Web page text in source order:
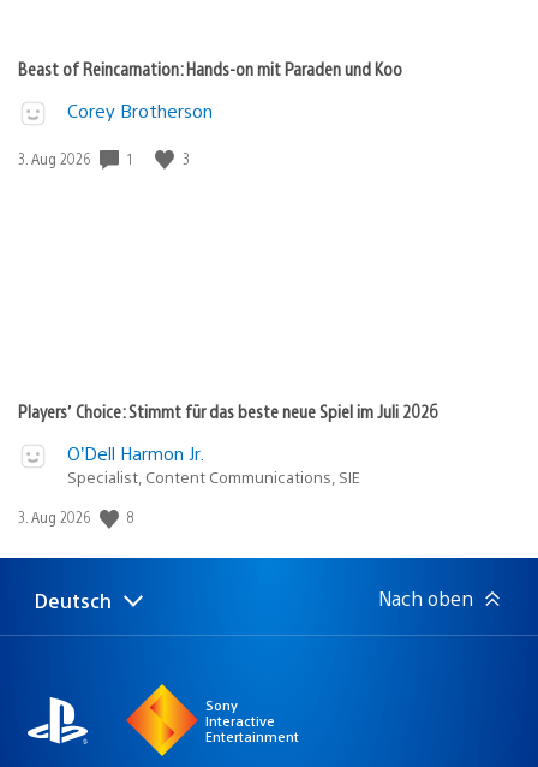
Beast of Reincarnation: Hands-on mit Paraden und Koo
Corey Brotherson
Veröffentlichungsdatum:
3. Aug 2026 1 3
Players’ Choice: Stimmt für das beste neue Spiel im Juli 2026
O’Dell Harmon Jr.
Specialist, Content Communications, SIE
Veröffentlichungsdatum:
3. Aug 2026 8
Select
a
Aktuelle
Region:
Deutsch Nach oben
Sony
Interactive
Entertainment